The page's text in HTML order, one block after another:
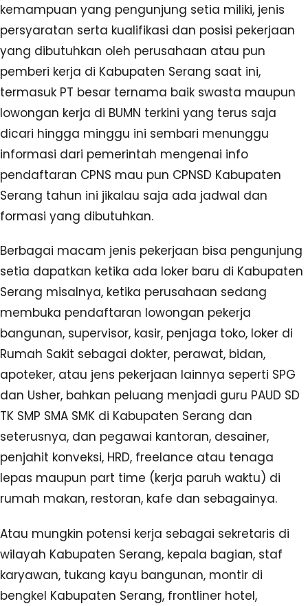
kemampuan yang pengunjung setia miliki, jenis
persyaratan serta kualifikasi dan posisi pekerjaan
yang dibutuhkan oleh perusahaan atau pun
pemberi kerja di Kabupaten Serang saat ini,
termasuk PT besar ternama baik swasta maupun
lowongan kerja di BUMN terkini yang terus saja
dicari hingga minggu ini sembari menunggu
informasi dari pemerintah mengenai info
pendaftaran CPNS mau pun CPNSD Kabupaten
Serang tahun ini jikalau saja ada jadwal dan
formasi yang dibutuhkan.
Berbagai macam jenis pekerjaan bisa pengunjung
setia dapatkan ketika ada loker baru di Kabupaten
Serang misalnya, ketika perusahaan sedang
membuka pendaftaran lowongan pekerja
bangunan, supervisor, kasir, penjaga toko, loker di
Rumah Sakit sebagai dokter, perawat, bidan,
apoteker, atau jens pekerjaan lainnya seperti SPG
dan Usher, bahkan peluang menjadi guru PAUD SD
TK SMP SMA SMK di Kabupaten Serang dan
seterusnya, dan pegawai kantoran, desainer,
penjahit konveksi, HRD, freelance atau tenaga
lepas maupun part time (kerja paruh waktu) di
rumah makan, restoran, kafe dan sebagainya.
Atau mungkin potensi kerja sebagai sekretaris di
wilayah Kabupaten Serang, kepala bagian, staf
karyawan, tukang kayu bangunan, montir di
bengkel Kabupaten Serang, frontliner hotel,